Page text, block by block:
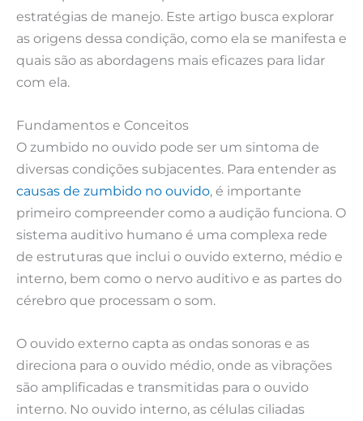
estratégias de manejo. Este artigo busca explorar
as origens dessa condição, como ela se manifesta e
quais são as abordagens mais eficazes para lidar
com ela.
Fundamentos e Conceitos
O zumbido no ouvido pode ser um sintoma de
diversas condições subjacentes. Para entender as
causas de zumbido no ouvido, é importante
primeiro compreender como a audição funciona. O
sistema auditivo humano é uma complexa rede
de estruturas que inclui o ouvido externo, médio e
interno, bem como o nervo auditivo e as partes do
cérebro que processam o som.
O ouvido externo capta as ondas sonoras e as
direciona para o ouvido médio, onde as vibrações
são amplificadas e transmitidas para o ouvido
interno. No ouvido interno, as células ciliadas